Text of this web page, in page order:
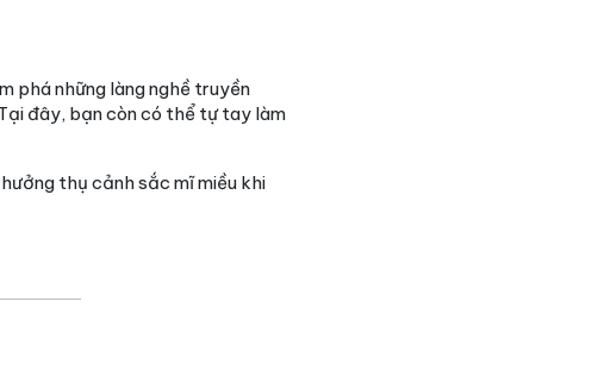
phá những làng nghề truyền
đây, bạn còn có thể tự tay làm
thụ cảnh sắc mĩ miều khi